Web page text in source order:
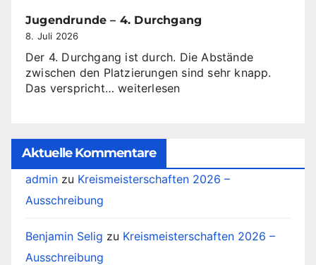
Jugendrunde – 4. Durchgang
8. Juli 2026
Der 4. Durchgang ist durch. Die Abstände
zwischen den Platzierungen sind sehr knapp.
Das verspricht…Jugendrunde
weiterlesen
Aktuelle Kommentare
admin zu Kreismeisterschaften 2026 –
Ausschreibung
Benjamin Selig zu Kreismeisterschaften 2026 –
Ausschreibung